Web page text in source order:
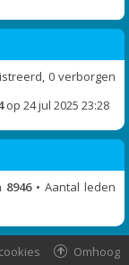
0 verborgen
op 24 jul 2025 23:28
8946• Aantal leden
Omhoog